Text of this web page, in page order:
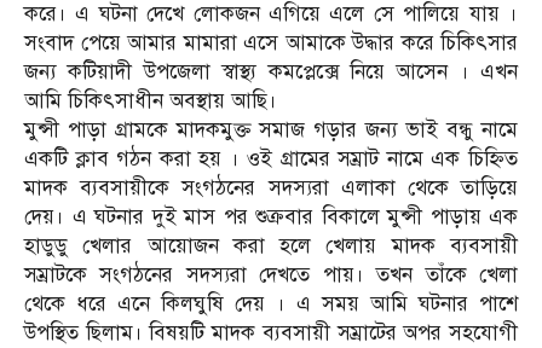
করে। এ ঘটনা দেখে লোকজন এগিয়ে এলে সে পালিয়ে যায় ।
সংবাদ পেয়ে আমার মামারা এসে আমাকে উদ্ধার করে চিকিৎসার
জন্য কটিয়াদী উপজেলা স্বাস্থ্য কমপ্লেক্সে নিয়ে আসেন । এখন
আমি চিকিৎসাধীন অবস্থায় আছি।
মুন্সী পাড়া গ্রামকে মাদকমুক্ত সমাজ গড়ার জন্য ভাই বন্ধু নামে
একটি ক্লাব গঠন করা হয় । ওই গ্রামের সম্রাট নামে এক চিহ্নিত
মাদক ব্যবসায়ীকে সংগঠনের সদস্যরা এলাকা থেকে তাড়িয়ে
দেয়। এ ঘটনার দুই মাস পর শুক্রবার বিকালে মুন্সী পাড়ায় এক
হাডুডু খেলার আয়োজন করা হলে খেলায় মাদক ব্যবসায়ী
সম্রাটকে সংগঠনের সদস্যরা দেখতে পায়। তখন তাঁকে খেলা
থেকে ধরে এনে কিলঘুষি দেয় । এ সময় আমি ঘটনার পাশে
উপস্থিত ছিলাম। বিষয়টি মাদক ব্যবসায়ী সম্রাটের অপর সহযোগী